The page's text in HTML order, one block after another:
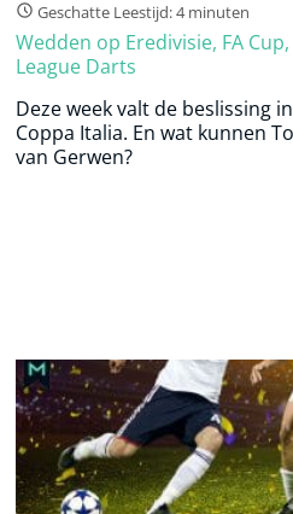
Geschatte Leestijd: 4 minuten
Wedden op Eredivisie, FA
League Darts
Deze week valt de beslissing
Coppa Italia. En wat kunnen
van Gerwen?